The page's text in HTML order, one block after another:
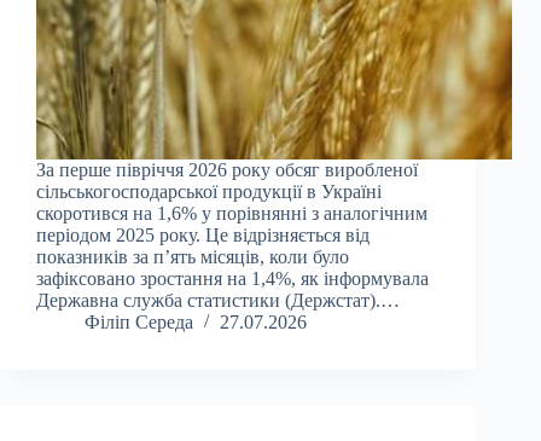
За перше півріччя 2026 року обсяг виробленої
сільськогосподарської продукції в Україні
скоротився на 1,6% у порівнянні з аналогічним
періодом 2025 року. Це відрізняється від
показників за п’ять місяців, коли було
зафіксовано зростання на 1,4%, як інформувала
Державна служба статистики (Держстат).…
Філіп Середа
27.07.2026